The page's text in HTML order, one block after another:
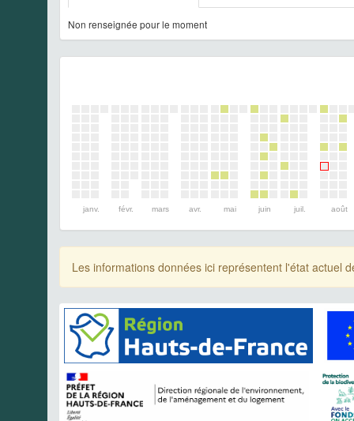
Non renseignée pour le moment
janv. févr. mars avr. mai juin juil. août
Les informations données ici représentent l'état actuel